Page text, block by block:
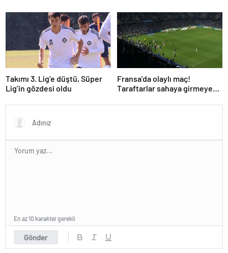
Takımı 3. Lig’e düştü, Süper
Lig’in gözdesi oldu
Fransa’da olaylı maç!
Taraftarlar sahaya girmeye
Gönder
En az 10 karakter gerekli